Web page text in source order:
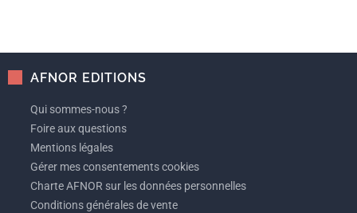
AFNOR EDITIONS
Qui sommes-nous ?
Foire aux questions
Mentions légales
Gérer mes consentements cookies
Charte AFNOR sur les données personnelles
Conditions générales de vente